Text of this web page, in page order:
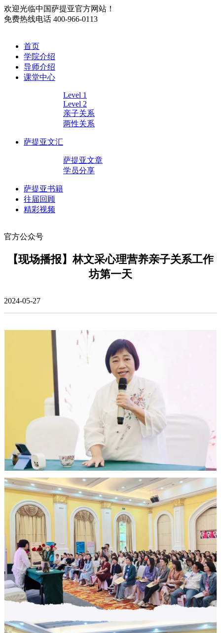
欢迎光临中国萨提亚官方网站！
免费热线电话 400-966-0113
首页
学院介绍
导师介绍
课堂中心
Level 1
Level 2
亲子关系
两性关系
萨提亚文汇
萨提亚文章
学员分享
萨提亚书籍
往届回顾
精彩视频
官方公众号
【现场播报】林文采心理营养亲子关系工作
坊第一天
2024-05-27